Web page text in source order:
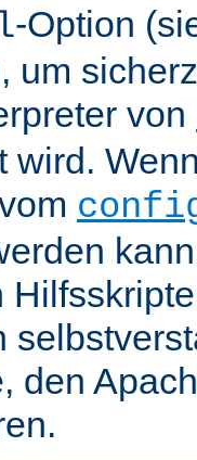
-Option
um
von
wird.
den